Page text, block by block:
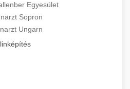
Egyesület
Sopron
Ungarn